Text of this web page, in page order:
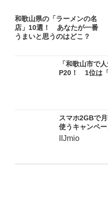
和歌山県の「ラーメンの名
店」10選！ あなたが一番
うまいと思うのはどこ？
「和歌山市で
P20！ 1位は
スマホ2GBで
使うキャンペー
IIJmio